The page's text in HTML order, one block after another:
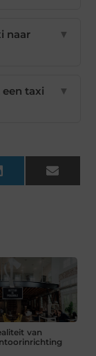
naar
▼
taxi
▼
LinkedIn Email
van